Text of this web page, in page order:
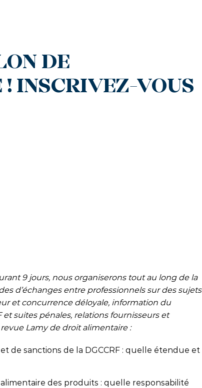
DE
! INSCRIVEZ-VOUS
9 jours, nous organiserons tout au long de la
d’échanges entre professionnels sur des sujets
et concurrence déloyale, information du
suites pénales, relations fournisseurs et
Lamy de droit alimentaire :
de sanctions de la DGCCRF : quelle étendue et
des produits : quelle responsabilité